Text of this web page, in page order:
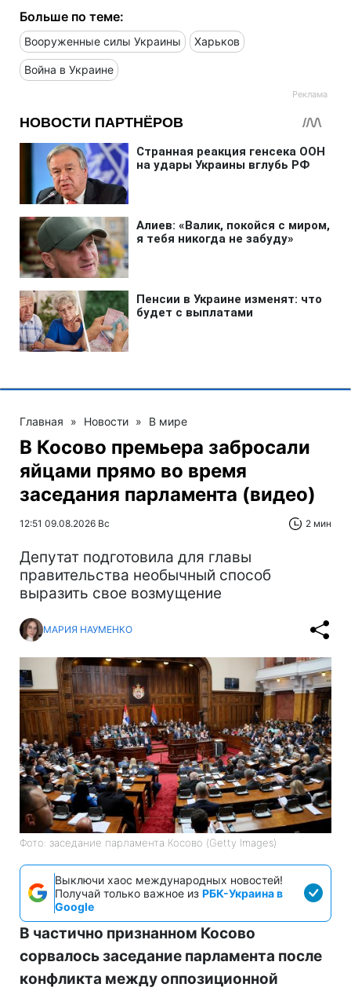
Больше по теме:
Вооруженные силы Украины Харьков
Война в Украине
Главная » Новости » В мире
В Косово премьера забросали
яйцами прямо во время
заседания парламента (видео)
12:51 09.08.2026 Вс 2 мин
Депутат подготовила для главы
правительства необычный способ
выразить свое возмущение
МАРИЯ НАУМЕНКО
Фото: заседание парламента Косово (Getty Images)
Выключи хаос международных новостей!
Получай только важное из РБК-Украина в
Google
В частично признанном Косово
сорвалось заседание парламента после
конфликта между оппозиционной